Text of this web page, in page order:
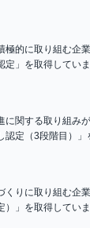
極的に取り組む企
定」を取得していま
に関する取り組み
認定（3段階目）」
くりに取り組む企
）」を取得していま